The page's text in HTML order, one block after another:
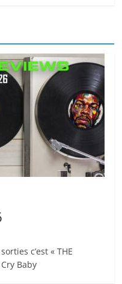
c’est « THE
Cry Baby